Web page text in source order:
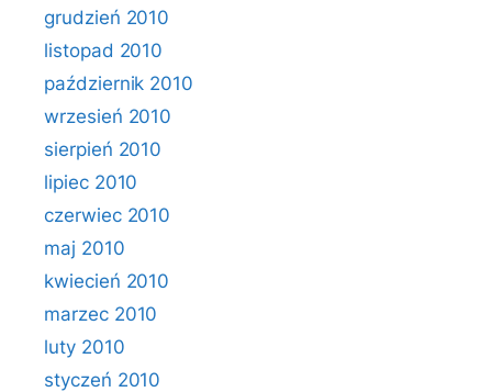
grudzień 2010
listopad 2010
październik 2010
wrzesień 2010
sierpień 2010
lipiec 2010
czerwiec 2010
maj 2010
kwiecień 2010
marzec 2010
luty 2010
styczeń 2010